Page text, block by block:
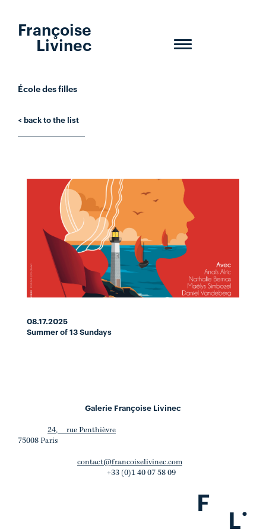
Toggle
Françoise
Livinec
École des filles
< back to the list
08.17.2025
Summer of 13 Sundays
Galerie Françoise Livinec
24, rue Penthièvre
75008 Paris
contact@francoiselivinec.com
+33 (0)1 40 07 58 09
F
L.